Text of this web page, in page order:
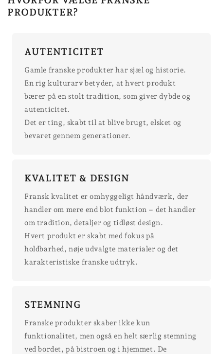
PRODUKTER?
AUTENTICITET
Gamle franske produkter har sjæl og historie.
En rig kulturarv betyder, at hvert produkt
bærer på en stolt tradition, som giver dybde og
autenticitet.
Det er ting, skabt til at blive brugt, elsket og
bevaret gennem generationer.
KVALITET & DESIGN
Fransk kvalitet er omhyggeligt håndværk, der
handler om mere end blot funktion – det handler
om tradition, detaljer og tidløst design.
Hvert produkt er skabt med fokus på
holdbarhed, nøje udvalgte materialer og det
karakteristiske franske udtryk.
STEMNING
Franske produkter skaber ikke kun
funktionalitet, men også en helt særlig stemning
ved bordet, på bistroen og i hjemmet. De